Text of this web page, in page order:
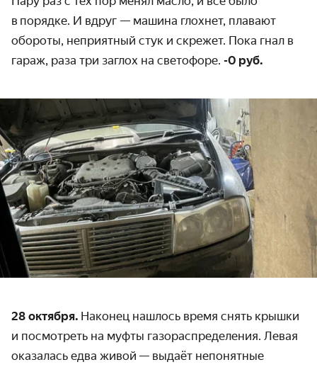
в порядке. И вдруг — машина глохнет, плавают
обороты, неприятный стук и скрежет. Пока гнал в
гараж, раза три заглох на светофоре. -0 руб.
28 октября. Наконец нашлось время снять крышки
и посмотреть на муфты газораспределения. Левая
оказалась едва живой — выдаёт непонятные